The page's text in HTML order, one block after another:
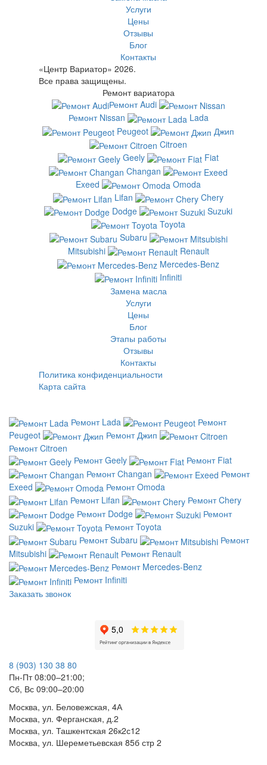
Услуги
Цены
Отзывы
Блог
Контакты
«Центр Вариатор» 2026.
Все права защищены.
Ремонт вариатора
Ремонт Audi
Ремонт Nissan
Lada
Peugeot
Джип
Citroen
Geely
Fiat
Changan
Exeed
Omoda
Lifan
Chery
Dodge
Suzuki
Toyota
Subaru
Mitsubishi
Renault
Mercedes-Benz
Infiniti
Замена масла
Услуги
Цены
Блог
Этапы работы
Отзывы
Контакты
Политика конфиденциальности
Карта сайта
Ремонт Lada
Ремонт
Peugeot
Ремонт Джип
Ремонт Citroen
Ремонт Geely
Ремонт Fiat
Ремонт Changan
Ремонт
Exeed
Ремонт Omoda
Ремонт Lifan
Ремонт Chery
Ремонт Dodge
Ремонт
Suzuki
Ремонт Toyota
Ремонт Subaru
Ремонт
Mitsubishi
Ремонт Renault
Ремонт Mercedes-Benz
Ремонт Infiniti
Заказать звонок
8 (903) 130 38 80
Пн-Пт 08:00–21:00;
Сб, Вс 09:00–20:00
Москва, ул. Беловежская, 4А
Москва, ул. Ферганская, д.2
Москва, ул. Ташкентская 26к2с12
Москва, ул. Шереметьевская 85б стр 2